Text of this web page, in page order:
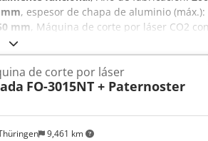
, espesor de chapa de aluminio (máx.):
mm, Máquina de corte por láser CO2 con
y almacén para chapa DETALLES
Z: 200 mm Área de trabajo: 3.070 x
/ inox / aluminio: 22 / 12 / 9 mm Carga
m/min DETALLES DE LA MÁQUINA
Crodpfey D Izqjx Afksf Torre de
Unidad de aspiración y filtrado Torit
9,461 km
de corte por láser
FO-3015NT + Paternoster